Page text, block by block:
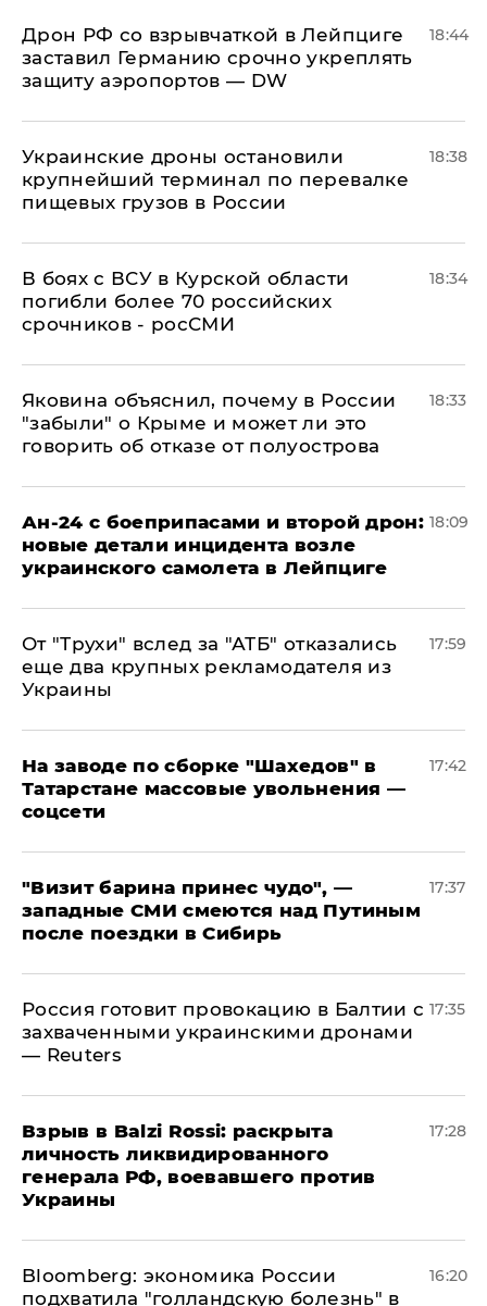
​Дрон РФ со взрывчаткой в Лейпциге
заставил Германию срочно укреплять
защиту аэропортов — DW
18:44
Украинские дроны остановили
крупнейший терминал по перевалке
пищевых грузов в России
18:38
В боях с ВСУ в Курской области
погибли более 70 российских
срочников - росСМИ
18:34
Яковина объяснил, почему в России
"забыли" о Крыме и может ли это
говорить об отказе от полуострова
18:33
Ан-24 с боеприпасами и второй дрон:
новые детали инцидента возле
украинского самолета в Лейпциге
18:09
От "Трухи" вслед за "АТБ" отказались
еще два крупных рекламодателя из
Украины
17:59
На заводе по сборке "Шахедов" в
Татарстане массовые увольнения —
соцсети
17:42
"Визит барина принес чудо", —
западные СМИ смеются над Путиным
после поездки в Сибирь
17:37
​Россия готовит провокацию в Балтии с
захваченными украинскими дронами
— Reuters
17:35
​Взрыв в Balzi Rossi: раскрыта
личность ликвидированного
генерала РФ, воевавшего против
Украины
17:28
Bloomberg: экономика России
подхватила "голландскую болезнь" в
16:20